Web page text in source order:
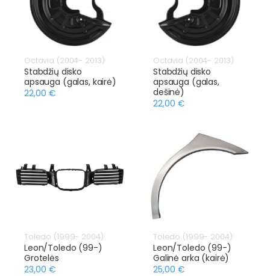
Octavia (2004- 2013)
Stabdžių disko
apsauga (galas, kairė)
22,00 €
Octavia (2004- 2013)
Stabdžių disko
apsauga (galas,
dešinė)
22,00 €
Toledo (1999- 2004)
Leon/Toledo (99-)
Grotelės
23,00 €
Toledo (1999- 2004)
Leon/Toledo (99-)
Galinė arka (kairė)
25,00 €